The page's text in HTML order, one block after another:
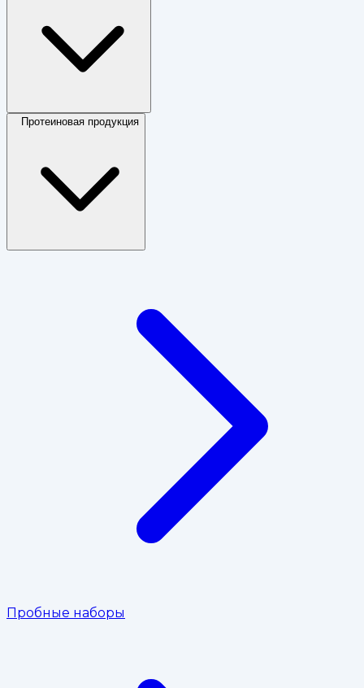
Протеиновая продукция
Пробные наборы